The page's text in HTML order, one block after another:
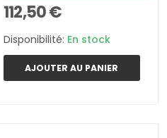
112,50 €
Disponibilité: En stock
AJOUTER AU PANIER